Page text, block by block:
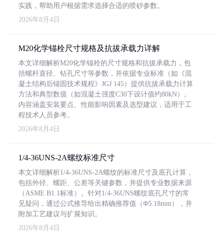
实践，帮助用户根据需求选择合适的喷砂参数。
2026年8月4日
M20化学锚栓尺寸规格及抗拔承载力详解
本文详细解析M20化学锚栓的尺寸规格和抗拔承载力，包
括螺杆直径、钻孔尺寸等参数，并依据专业标准（如《混
凝土结构后锚固技术规程》JGJ 145）提供抗拔承载力计算
方法和典型数值（如混凝土强度C30下设计值约80kN）。
内容涵盖安装要点、性能影响因素及选型建议，适用于工
程技术人员参考。
2026年8月4日
1/4-36UNS-2A螺纹标准尺寸
本文详细解析1/4-36UNS-2A螺纹的标准尺寸及底孔计算，
包括外径、螺距、公差等关键参数，并提供专业数据来源
（ASME B1.1标准）。针对1/4-36UNS螺纹底孔尺寸的常
见疑问，通过公式推导给出精确推荐值（Φ5.18mm），并
附加工艺建议与扩展知识。
2026年8月4日